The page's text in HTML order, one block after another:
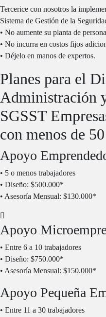
Tercerice con nosotros la
Sistema de Gestión de la
• No aumente su planta de
• No incurra en costos fijos
• Déjelo en manos de expertos.
Planes para el
Administración
SGSST
con menos de
Apoyo
• 5 o menos trabajadores
• Diseño: $500.000*
• Asesoría Mensual: $130.000*
Apoyo
• Entre 6 a 10 trabajadores
• Diseño: $750.000*
• Asesoría Mensual: $150.000*
Apoyo Pequeña
• Entre 11 a 30 trabajadores